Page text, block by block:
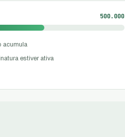
500.000
acumula
estiver ativa